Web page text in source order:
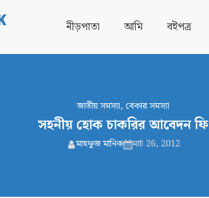
নীড়পাতা আমি বইপত্র
জাতীয় সমস্যা, বেকার সমস্যা
সহনীয় হোক চাকরির আবেদন ফি
মাহফুজ মানিক মার্চ 26, 2012